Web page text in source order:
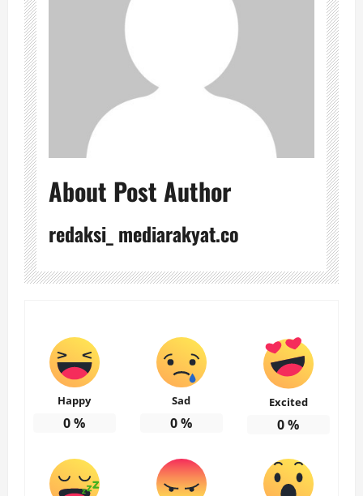
About Post Author
redaksi_ mediarakyat.co
Happy
0%
Sad
0%
Excited
0%